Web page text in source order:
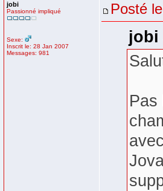
jobi
Passionné impliqué
Sexe:
Inscrit le: 28 Jan 2007
Messages: 981
Posté
jobi
Pas